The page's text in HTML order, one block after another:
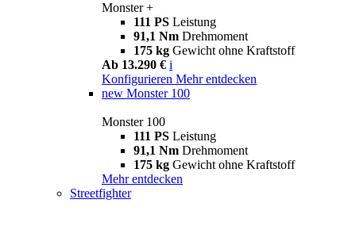
Monster +
111 PS Leistung
91,1 Nm Drehmoment
175 kg Gewicht ohne Kraftstoff
Ab 13.290 € i
Konfigurieren Mehr entdecken
new Monster 100
Monster 100
111 PS Leistung
91,1 Nm Drehmoment
175 kg Gewicht ohne Kraftstoff
Mehr entdecken
Streetfighter